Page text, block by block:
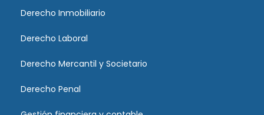
Derecho Inmobiliario
Derecho Laboral
Derecho Mercantil y Societario
Derecho Penal